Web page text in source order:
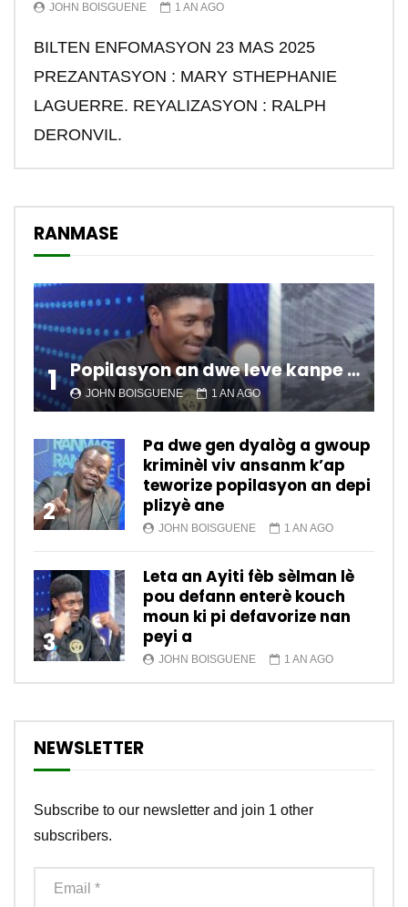
JOHN BOISGUENE 1 AN AGO
BILTEN ENFOMASYON 23 MAS 2025
PREZANTASYON : MARY STHEPHANIE
LAGUERRE. REYALIZASYON : RALPH
DERONVIL.
RANMASE
1 Popilasyon an dwe leve kanpe pou chanje sitiyasyon kawotik l’ap viv nan peyi a.
JOHN BOISGUENE 1 AN AGO
2
Pa dwe gen dyalòg a gwoup
kriminèl viv ansanm k’ap
teworize popilasyon an depi
plizyè ane
JOHN BOISGUENE 1 AN AGO
3
Leta an Ayiti fèb sèlman lè
pou defann enterè kouch
moun ki pi defavorize nan
peyi a
JOHN BOISGUENE 1 AN AGO
NEWSLETTER
Subscribe to our newsletter and join 1 other
subscribers.